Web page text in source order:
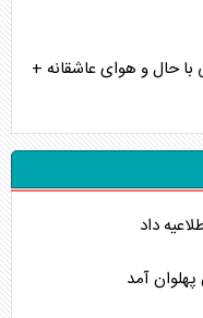
با حال و هوای عاشقانه +
داد
آمد